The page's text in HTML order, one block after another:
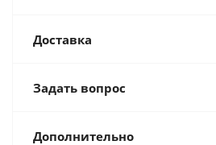
Доставка
Задать вопрос
Дополнительно